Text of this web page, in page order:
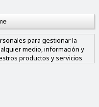
para gestionar la
medio, información y
productos y servicios
y nunca a empresas
rectificar y suprimir los
explica en nuestra política